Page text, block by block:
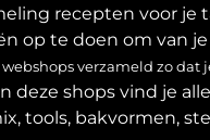
recepten voor je
op te doen om van
verzameld zo dat
shops vind je
tools, bakvormen,